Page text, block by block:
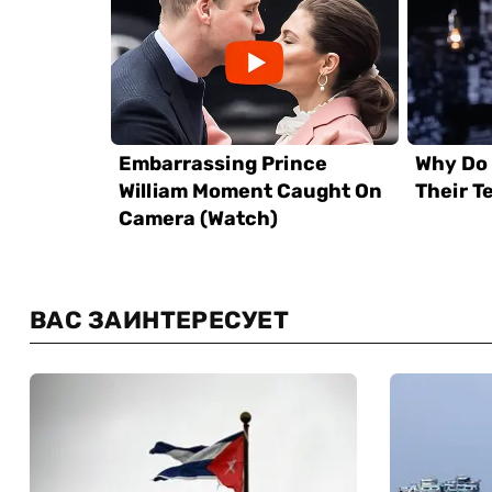
ВАС ЗАИНТЕРЕСУЕТ